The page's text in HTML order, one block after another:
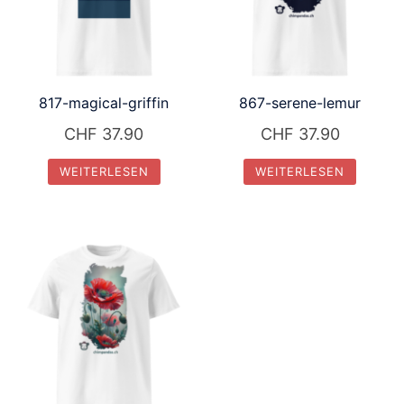
817-magical-griffin
CHF 37.90
WEITERLESEN
867-serene-lemur
CHF 37.90
WEITERLESEN